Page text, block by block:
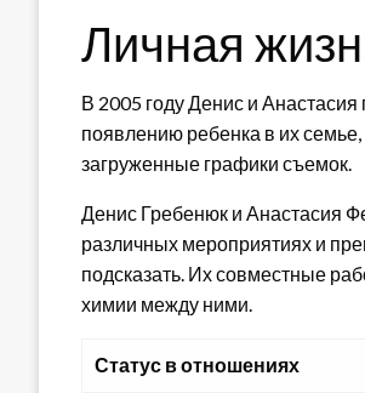
Личная
В 2005 году Денис и
появлению ребенка в их
загруженные графики съемок.
Денис Гребенюк и Анастасия
различных мероприятиях и
подсказать. Их совместные
химии между ними.
Статус в отношениях